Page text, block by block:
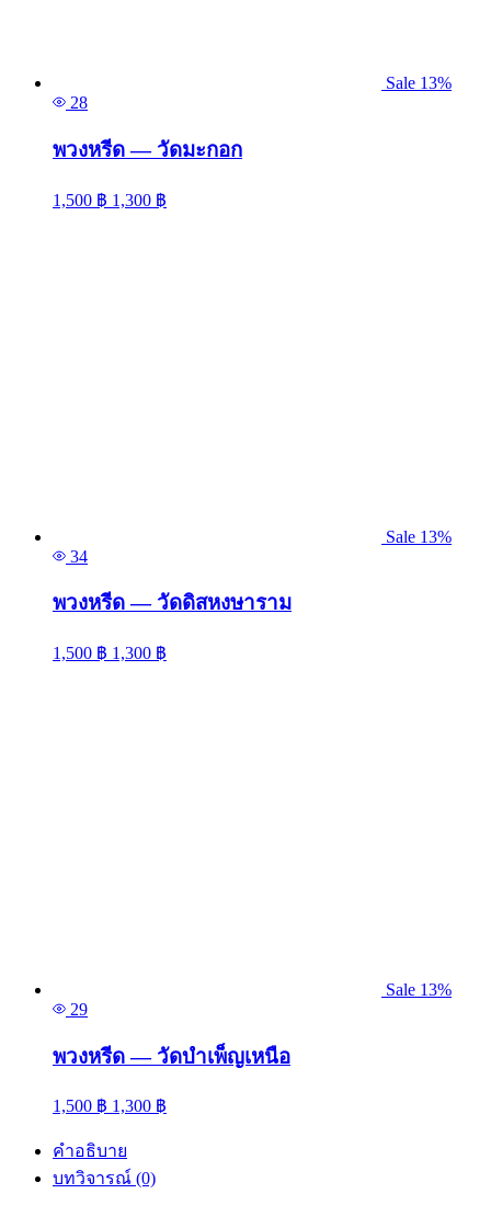
Sale 13%
28
พวงหรีด — วัดมะกอก
1,500 ฿ 1,300 ฿
Sale 13%
34
พวงหรีด — วัดดิสหงษาราม
1,500 ฿ 1,300 ฿
Sale 13%
29
พวงหรีด — วัดบำเพ็ญเหนือ
1,500 ฿ 1,300 ฿
คำอธิบาย
บทวิจารณ์ (0)